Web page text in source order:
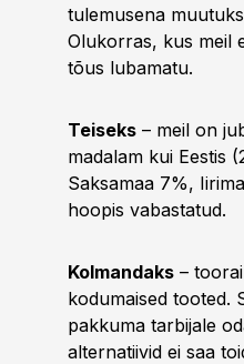
tulemusena
Olukorras, kus meil
tõus lubamatu.
Teiseks – meil on
madalam kui Eestis
Saksamaa 7%,
hoopis vabastatud.
Kolmandaks –
kodumaised tooted.
pakkuma tarbijale
alternatiivid ei saa